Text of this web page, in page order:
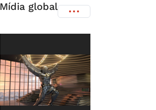
Mídia global